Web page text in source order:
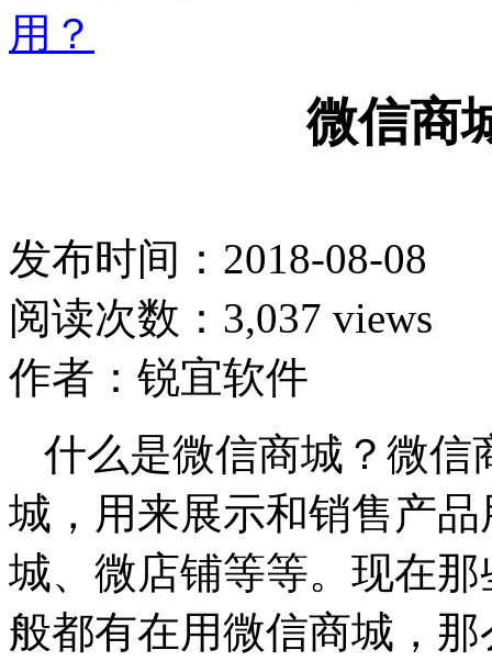
用？
微信商
发布时间：2018-08-08
阅读次数：3,037 views
作者：锐宜软件
什么是微信商城？微信
城，用来展示和销售产
城、微店铺等等。现在
般都有在用微信商城，